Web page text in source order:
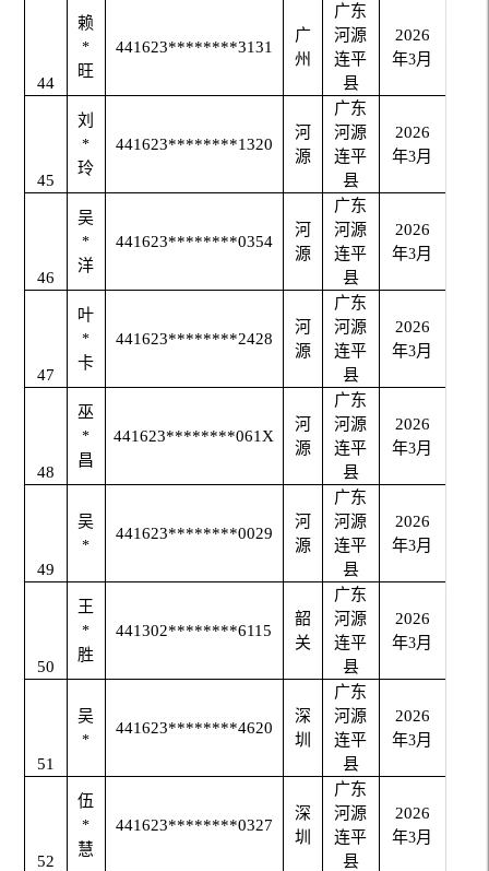
44
赖
*
旺
441623********3131
广
州
广东
河源
连平
县
2026
年3月
45
刘
*
玲
441623********1320
河
源
广东
河源
连平
县
2026
年3月
46
吴
*
洋
441623********0354
河
源
广东
河源
连平
县
2026
年3月
47
叶
*
卡
441623********2428
河
源
广东
河源
连平
县
2026
年3月
48
巫
*
昌
441623********061X
河
源
广东
河源
连平
县
2026
年3月
49
吴
*
441623********0029
河
源
广东
河源
连平
县
2026
年3月
50
王
*
胜
441302********6115
韶
关
广东
河源
连平
县
2026
年3月
51
吴
*
441623********4620
深
圳
广东
河源
连平
县
2026
年3月
52
伍
*
慧
441623********0327
深
圳
广东
河源
连平
县
2026
年3月